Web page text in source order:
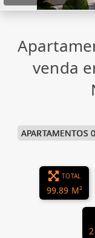
venda
APARTAMENTOS
TOTAL
99.89 M²